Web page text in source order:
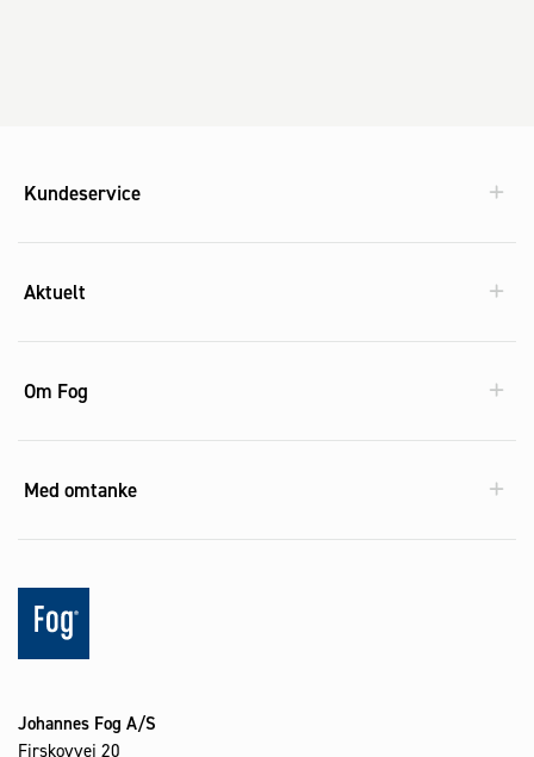
Kundeservice
Aktuelt
Om Fog
Med omtanke
Johannes Fog A/S
Firskovvej 20